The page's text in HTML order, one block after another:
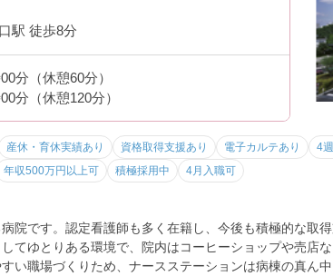
駅 徒歩8分
分（休憩60分）
分（休憩120分）
産休・育休実績あり 資格取得支援あり 電子カルテあり 4
年収500万円以上可 積極採用中 4月入職可
院です。認定看護師も多く在籍し、今後も積極的な取
てゆとりある環境で、院内はコーヒーショップや売店
い職場づくりため、ナースステーションは病棟の真ん